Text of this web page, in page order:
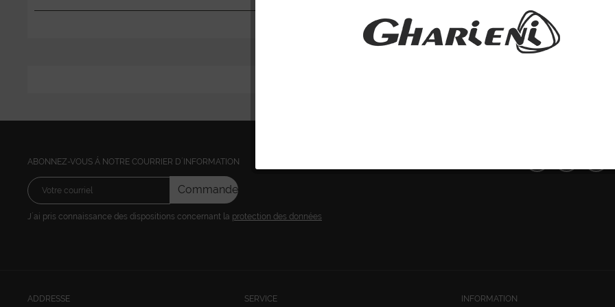
ABONNEZ-VOUS Á NOTRE COURRIER D´INFORMATION
Commandez
J´ai pris connaissance des dispositions concernant la protection des données
ADDRESSE SERVICE INFORMATION